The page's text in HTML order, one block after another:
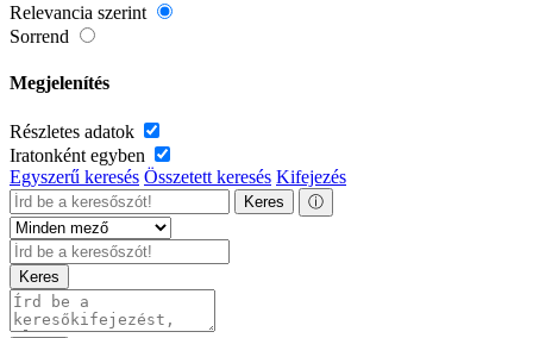
Relevancia szerint
Sorrend
Megjelenítés
Részletes adatok
Iratonként egyben
Egyszerű keresés Összetett keresés Kifejezés
Keres ⓘ
Keres